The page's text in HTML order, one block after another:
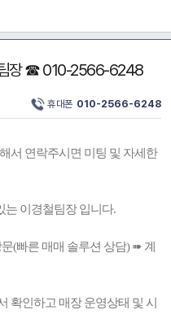
팀장 ☎ 010-2566-6248
휴대폰 010-2566-6248
서 연락주시면 미팅 및 자세한
는 이경철팀장 입니다.
(빠른 매매 솔루션 상담) ➠ 계
확인하고 매장 운영상태 및 시